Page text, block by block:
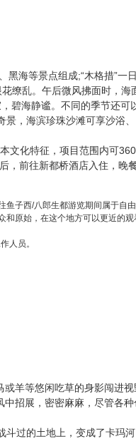
黑海等景点组成;“木格措”一
缭乱。午后微风拂面时，海
碧海静谧。不同的季节还可
景，海滨珍珠沙滩可享沙浴
文化特征，项目范围内可
，前往新都桥酒店入住，晚餐
子西/八郎生都游览期间属于自
和原始，在这个地方可以更近的观
人员。
羊等悠闲吃草的身影闯进视
招展，密密麻麻，尽管各
斗过的土地上，变成了卡玛